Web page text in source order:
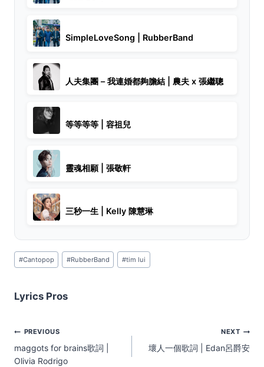
SimpleLoveSong | RubberBand
人夫集團 – 我連婚都夠膽結 | 農夫 x 張繼聰
等等等等 | 容祖兒
靈魂相願 | 張敬軒
三秒一生 | Kelly 陳慧琳
Post
Tags:
#Cantopop #RubberBand #tim lui
Lyrics Pros
Post
navigation
PREVIOUS
maggots for brains歌詞 |
Olivia Rodrigo
NEXT
壞人一個歌詞 | Edan呂爵安